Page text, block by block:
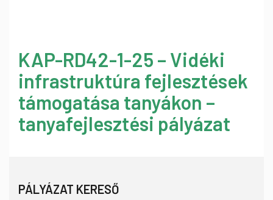
KAP-RD42-1-25 – Vidéki
infrastruktúra fejlesztések
támogatása tanyákon –
tanyafejlesztési pályázat
PÁLYÁZAT KERESŐ